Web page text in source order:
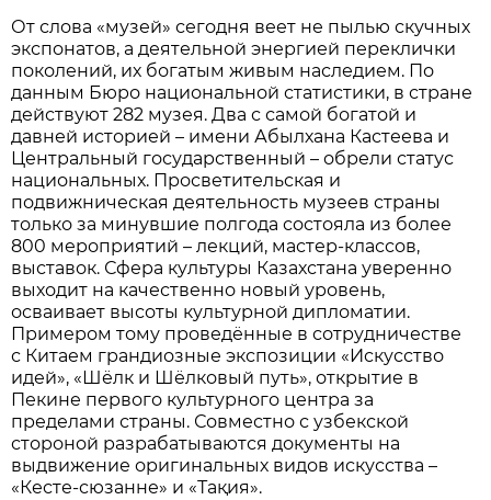
От слова «музей» сегодня веет не пылью скучных
экспонатов, а деятельной энергией переклички
поколений, их богатым живым наследием. По
данным Бюро национальной статистики, в стране
действуют 282 музея. Два с самой богатой и
давней историей – имени Абылхана Кастеева и
Центральный государственный – обрели статус
национальных. Просветительская и
подвижническая деятельность музеев страны
только за минувшие полгода состояла из более
800 мероприятий – лекций, мастер-классов,
выставок. Сфера культуры Казахстана уверенно
выходит на качественно новый уровень,
осваивает высоты культурной дипломатии.
Примером тому проведённые в сотрудничестве
с Китаем грандиозные экспозиции «Искусство
идей», «Шёлк и Шёлковый путь», открытие в
Пекине первого культурного центра за
пределами страны. Совместно с узбекской
стороной разрабатываются документы на
выдвижение оригинальных видов искусства –
«Кесте-сюзанне» и «Тақия».